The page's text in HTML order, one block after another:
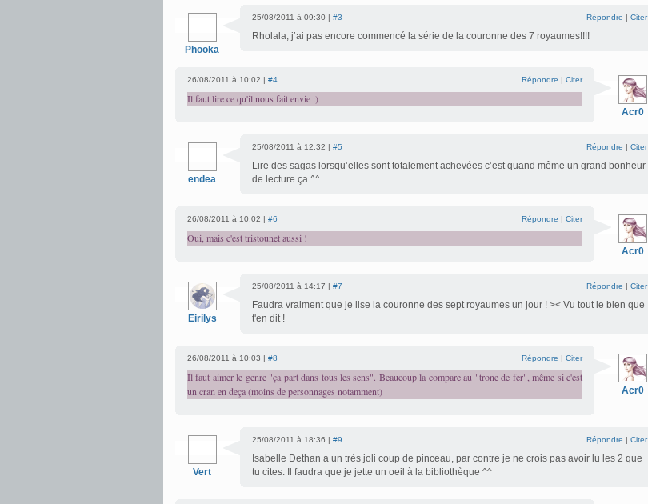
Phooka
25/08/2011 à 09:30 | #3 Répondre | Citer
Rholala, j’ai pas encore commencé la série de la couronne des 7 royaumes!!!!
Acr0
26/08/2011 à 10:02 | #4 Répondre | Citer
Il faut lire ce qu'il nous fait envie :)
endea
25/08/2011 à 12:32 | #5 Répondre | Citer
Lire des sagas lorsqu’elles sont totalement achevées c’est quand même un grand bonheur
de lecture ça ^^
Acr0
26/08/2011 à 10:02 | #6 Répondre | Citer
Oui, mais c'est tristounet aussi !
Eirilys
25/08/2011 à 14:17 | #7 Répondre | Citer
Faudra vraiment que je lise la couronne des sept royaumes un jour ! >< Vu tout le bien que
t'en dit !
Acr0
26/08/2011 à 10:03 | #8 Répondre | Citer
Il faut aimer le genre "ça part dans tous les sens". Beaucoup la compare au "trone de fer", même si c'est
un cran en deça (moins de personnages notamment)
Vert
25/08/2011 à 18:36 | #9 Répondre | Citer
Isabelle Dethan a un très joli coup de pinceau, par contre je ne crois pas avoir lu les 2 que
tu cites. Il faudra que je jette un oeil à la bibliothèque ^^